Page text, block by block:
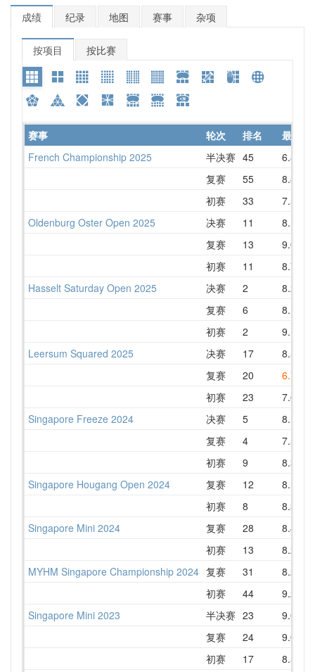
成绩 纪录 地图 赛事 杂项
按项目 按比赛
赛事 轮次 排名
最好
French Championship 2025
半决赛 45
6.84
复赛
55 8.82
初赛
33
7.53
Oldenburg Oster Open 2025
决赛 11
8.14
复赛
13
9.03
初赛
11
8.77
Hasselt Saturday Open 2025
决赛 2
8.20
复赛
6 8.15
初赛
2
9.17
Leersum Squared 2025
决赛 17
8.54
复赛
20 6.78
初赛
23
7.64
Singapore Freeze 2024
决赛 5
8.11
复赛
4
7.53
初赛
9
8.30
Singapore Hougang Open 2024
复赛 12
8.19
初赛
8
8.33
Singapore Mini 2024
复赛 28 8.42
初赛
13
8.27
MYHM Singapore Championship 2024 复赛 31
8.25
初赛
44 9.23
Singapore Mini 2023
半决赛 23 9.08
复赛
24 9.04
初赛
17
8.56